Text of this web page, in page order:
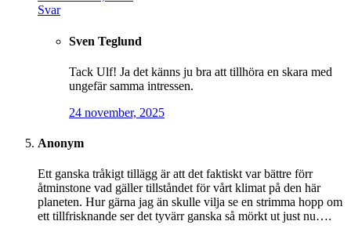
Svar
Sven Teglund
Tack Ulf! Ja det känns ju bra att tillhöra en skara med
ungefär samma intressen.
24 november, 2025
Anonym
Ett ganska tråkigt tillägg är att det faktiskt var bättre förr
åtminstone vad gäller tillståndet för vårt klimat på den här
planeten. Hur gärna jag än skulle vilja se en strimma hopp om
ett tillfrisknande ser det tyvärr ganska så mörkt ut just nu….